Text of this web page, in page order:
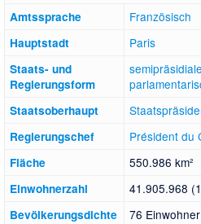
Amtssprache Französisch
Hauptstadt Paris
Staats- und
Regierungsform
semipräsidiale
Staatsoberhaupt
Regierungschef Président du
Fläche 550.986 km²
Einwohnerzahl 41.905.968
Bevölkerungsdichte 76